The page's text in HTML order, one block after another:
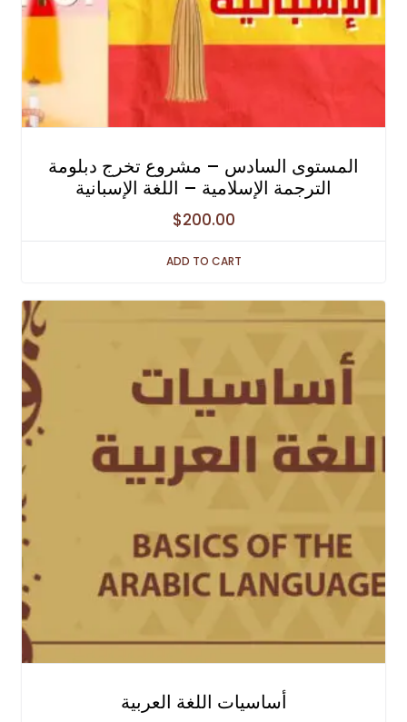
المستوى السادس – مشروع تخرج دبلومة
الترجمة الإسلامية – اللغة الإسبانية
$200.00
ADD TO CART
أساسيات اللغة العربية